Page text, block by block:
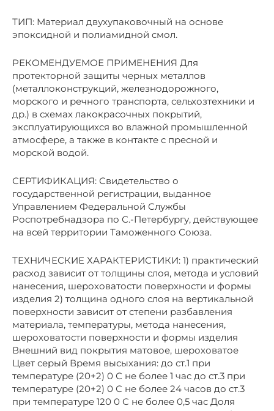
ТИП: Материал двухупаковочный на основе
эпоксидной и полиамидной смол.
РЕКОМЕНДУЕМОЕ ПРИМЕНЕНИЯ Для
протекторной защиты черных металлов
(металлоконструкций, железнодорожного,
морского и речного транспорта, сельхозтехники и
др.) в схемах лакокрасочных покрытий,
эксплуатирующихся во влажной промышленной
атмосфере, а также в контакте с пресной и
морской водой.
СЕРТИФИКАЦИЯ: Свидетельство о
государственной регистрации, выданное
Управлением Федеральной Службы
Роспотребнадзора по С.-Петербургу, действующее
на всей территории Таможенного Союза.
ТЕХНИЧЕСКИЕ ХАРАКТЕРИСТИКИ: 1) практический
расход зависит от толщины слоя, метода и условий
нанесения, шероховатости поверхности и формы
изделия 2) толщина одного слоя на вертикальной
поверхности зависит от степени разбавления
материала, температуры, метода нанесения,
шероховатости поверхности и формы изделия
Внешний вид покрытия матовое, шероховатое
Цвет серый Время высыхания: до ст.1 при
температуре (20+2) 0 С не более 1 час до ст.3 при
температуре (20+2) 0 С не более 24 часов до ст.3
при температуре 120 0 С не более 0,5 час Доля